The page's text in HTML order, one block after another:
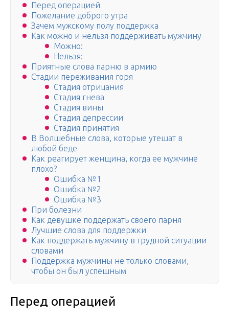
Перед операцией
Пожелание доброго утра
Зачем мужскому полу поддержка
Как можно и нельзя поддерживать мужчину
Можно:
Нельзя:
Приятные слова парню в армию
Стадии переживания горя
Стадия отрицания
Стадия гнева
Стадия вины
Стадия депрессии
Стадия принятия
В Волшебные слова, которые утешат в
любой беде
Как реагирует женщина, когда ее мужчине
плохо?
Ошибка №1
Ошибка №2
Ошибка №3
При болезни
Как девушке поддержать своего парня
Лучшие слова для поддержки
Как поддержать мужчину в трудной ситуации
словами
Поддержка мужчины не только словами,
чтобы он был успешным
Перед операцией